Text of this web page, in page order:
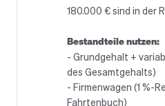
180.000 € sind in der
Bestandteile nutzen:
- Grundgehalt +
des Gesamtgehalts)
- Firmenwagen (1 %-
Fahrtenbuch)